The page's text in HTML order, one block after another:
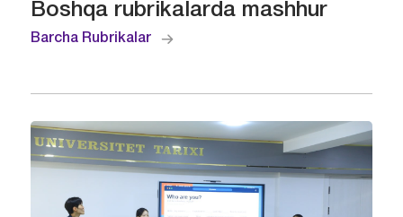
Boshqa rubrikalarda mashhur
Barcha Rubrikalar